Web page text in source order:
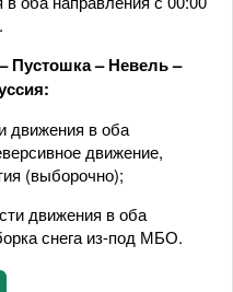
Пустошка – Невель –
движения в оба
движение,
(выборочно);
движения в оба
снега из-под МБО.